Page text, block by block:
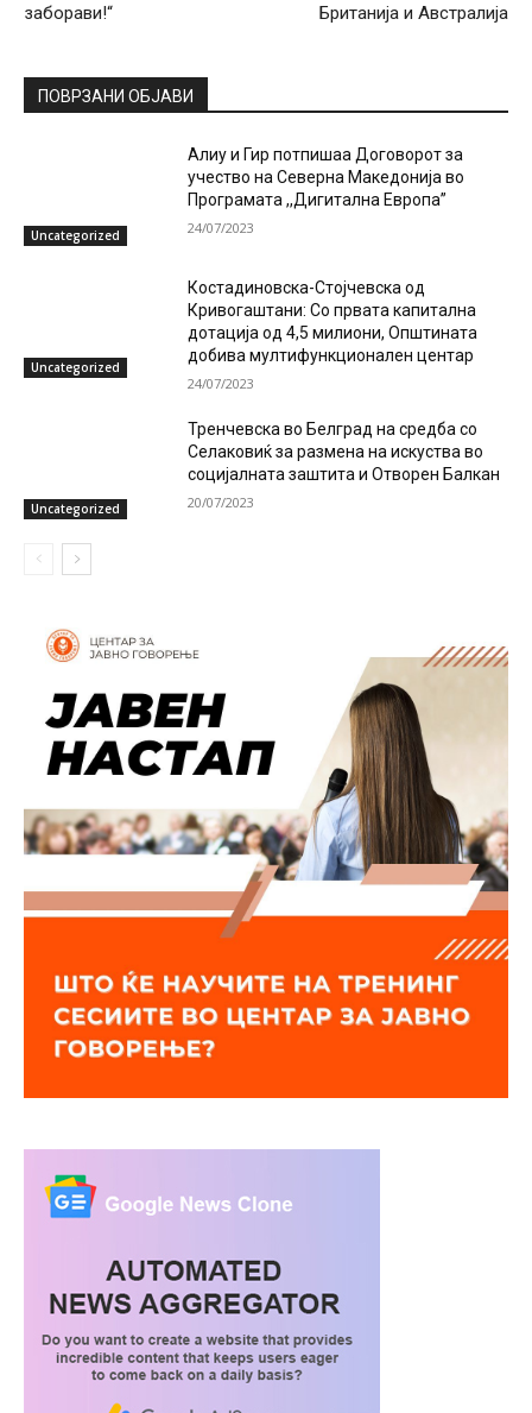
заборави!“
Британија и Австралија
ПОВРЗАНИ ОБЈАВИ
Uncategorized
Алиу и Гир потпишаа Договорот за
учество на Северна Македонија во
Програмата ,,Дигитална Европа”
24/07/2023
Uncategorized
Костадиновска-Стојчевска од
Кривогаштани: Со првата капитална
дотација од 4,5 милиони, Општината
добива мултифункционален центар
24/07/2023
Uncategorized
Тренчевска во Белград на средба со
Селаковиќ за размена на искуства во
социјалната заштита и Отворен Балкан
20/07/2023